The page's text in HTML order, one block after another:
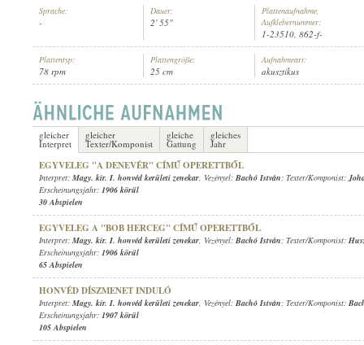
Sprache:
-
Dauer:
2' 55"
Plattenaufnahme,
Aufklebernummer:
1-23510, 862-f-
Plattentyp:
78 rpm
Plattengröße:
25 cm
Aufnahmeart:
akusztikus
gleicher
Interpret
gleicher
Texter/Komponist
gleiche
Gattung
gleiches
Jahr
EGYVELEG "A DENEVÉR" CÍMŰ OPERETTBŐL
Interpret: Magy. kir. I. honvéd kerületi zenekar, Vezényel: Bachó István; Texter/Komponist:
Erscheinungsjahr: 1906 körül
30 Abspielen
EGYVELEG A "BOB HERCEG" CÍMŰ OPERETTBŐL
Interpret: Magy. kir. I. honvéd kerületi zenekar, Vezényel: Bachó István; Texter/Komponist:
Erscheinungsjahr: 1906 körül
65 Abspielen
HONVÉD DÍSZMENET INDULÓ
Interpret: Magy. kir. I. honvéd kerületi zenekar, Vezényel: Bachó István; Texter/Komponist:
Erscheinungsjahr: 1907 körül
105 Abspielen